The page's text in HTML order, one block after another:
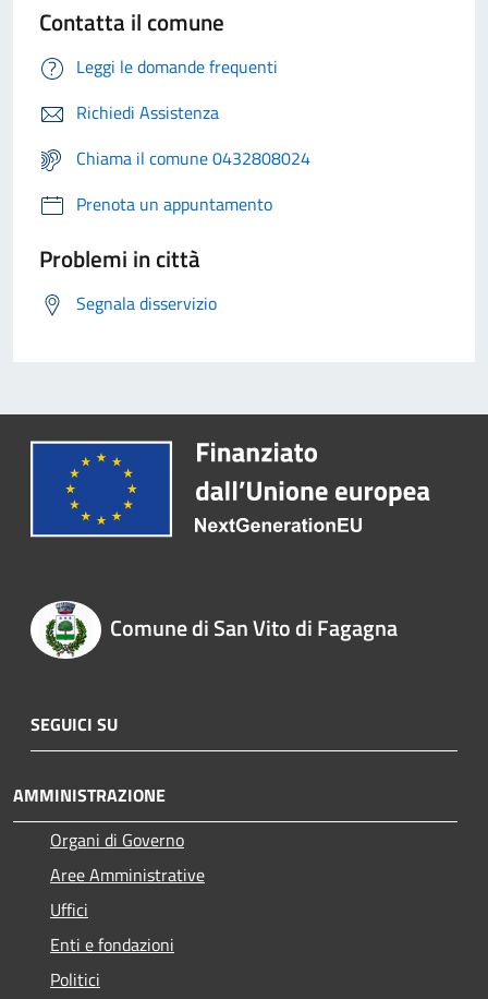
Contatta il comune
Leggi le domande frequenti
Richiedi Assistenza
Chiama il comune 0432808024
Prenota un appuntamento
Problemi in città
Segnala disservizio
Comune di San Vito di Fagagna
SEGUICI SU
AMMINISTRAZIONE
Organi di Governo
Aree Amministrative
Uffici
Enti e fondazioni
Politici